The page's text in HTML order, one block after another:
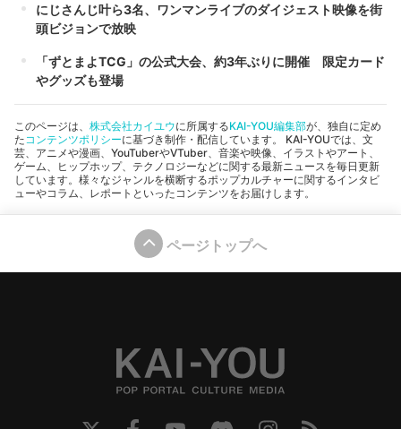
にじさんじ叶ら3名、ワンマンライブのダイジェスト映像を街
頭ビジョンで放映
「ずとまよTCG」の公式大会、約3年ぶりに開催 限定カード
やグッズも登場
このページは、 株式会社カイユウに所属するKAI-YOU編集部が、独自に定め
た コンテンツポリシーに基づき制作・配信しています。 KAI-YOUでは、文
芸、アニメや漫画、YouTuberやVTuber、音楽や映像、イラストやアート、
ゲーム、ヒップホップ、テクノロジーなどに関する最新ニュースを毎日更新
しています。様々なジャンルを横断するポップカルチャーに関するインタビ
ューやコラム、レポートといったコンテンツをお届けします。
ページトップへ